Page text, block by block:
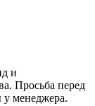
и
Просьба перед
у менеджера.